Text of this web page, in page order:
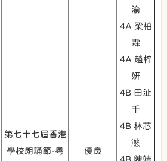
第七十七屆香港
學校朗誦節-粵
優良
渝
4A 梁柏
霖
4A 趙梓
妍
4B 田沚
千
4B 林芯
滺
4B 陳靖